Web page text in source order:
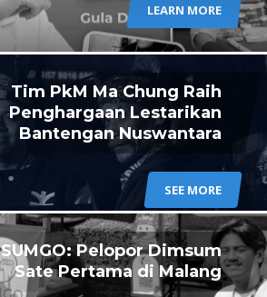
LEARN MORE
Tim PkM Ma Chung Raih
Penghargaan Lestarikan
Bantengan Nuswantara
SEE MORE
SUMGO: Pelopor Dimsum
Sate Pertama di Malang